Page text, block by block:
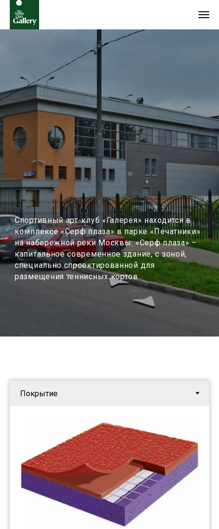
Спортивный арт-клуб «Галерея» находится в
комплексе «Серф плаза» в парке «Печатники»
на набережной реки Москвы. «Серф плаза» –
капитальное современное здание, с зоной,
специально спроектированной для
размещения теннисных кортов